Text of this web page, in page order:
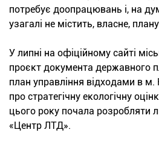
потребує доопрацювань і, на
узагалі не містить, власне,
У липні на офіційному сайті
проєкт документа державного
план управління відходами в м.
про стратегічну екологічну
цього року почала розробляти
«Центр ЛТД».